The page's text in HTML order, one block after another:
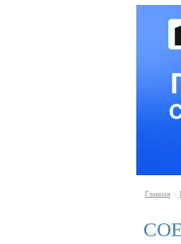
Главная \